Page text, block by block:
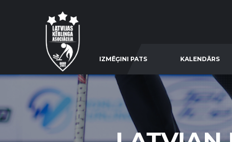
IZMĒĢINI PATS KALENDĀRS